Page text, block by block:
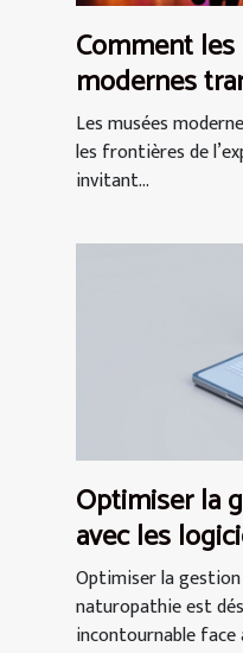
Comment
modernes
l'expérience
Les musées
les frontières de
invitant...
Optimiser la
avec les
naturopathie
Optimiser la gestion
naturopathie est
incontournable face